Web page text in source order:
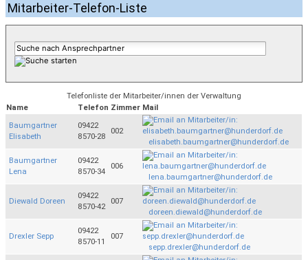
Mitarbeiter-Telefon-Liste
Telefonliste der Mitarbeiter/innen der Verwaltung
Name
Telefon Zimmer Mail
Baumgartner
Elisabeth
09422
8570-28
002
elisabeth.baumgartner@hunderdorf.de
Baumgartner
Lena
09422
8570-34
006
lena.baumgartner@hunderdorf.de
Diewald Doreen
09422
8570-42
007
doreen.diewald@hunderdorf.de
Drexler Sepp
09422
8570-11
007
sepp.drexler@hunderdorf.de